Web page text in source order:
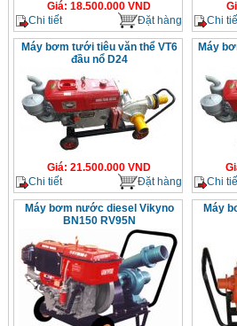
Giá: 18.500.000 VND
Chi tiết
Đặt hàng
Chi
Máy bơm tưới tiêu văn thể VT6
đầu nổ D24
Giá: 21.500.000 VND
Chi tiết
Đặt hàng
Máy
Chi
Máy bơm nước diesel Vikyno
BN150 RV95N
Máy